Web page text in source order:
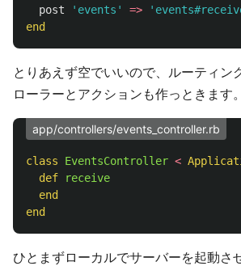
post
'events' =>
end
とりあえず空でいいので、ルーティン
ローラーとアクションも作っときます。
app/controllers/events_controller.rb
class EventsController <
def
receive
end
end
ひとまずローカルでサーバーを起動さ